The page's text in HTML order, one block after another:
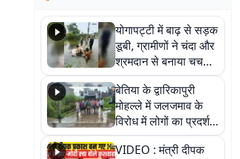
योगापट्टी में बाढ़ से सड़क
डूबी, ग्रामीणों ने चंदा और
श्रमदान से बनाया चचरी
पुल
बेतिया के द्वारिकापुरी
मोहल्ले में जलजमाव के
विरोध में लोगों का प्रदर्शन,
स्थायी समाधान की मांग
VIDEO : मंत्री दीपक